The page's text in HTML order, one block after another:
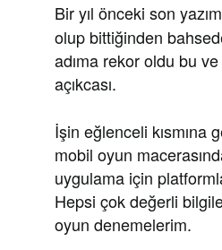
Bir yıl önceki son
olup bittiğinden
adıma rekor oldu bu
açıkcası.
İşin eğlenceli kısmına
mobil oyun
uygulama için
Hepsi çok değerli
oyun denemelerim.